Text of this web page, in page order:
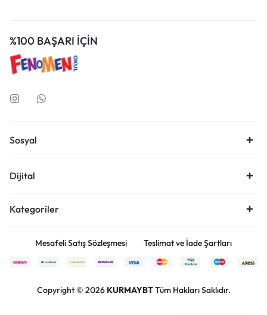
%100 BAŞARI İÇİN
Sosyal
Dijital
Kategoriler
Mesafeli Satış Sözleşmesi Teslimat ve İade Şartları
Copyright © 2026 KURMAYBTTüm Hakları Saklıdır.